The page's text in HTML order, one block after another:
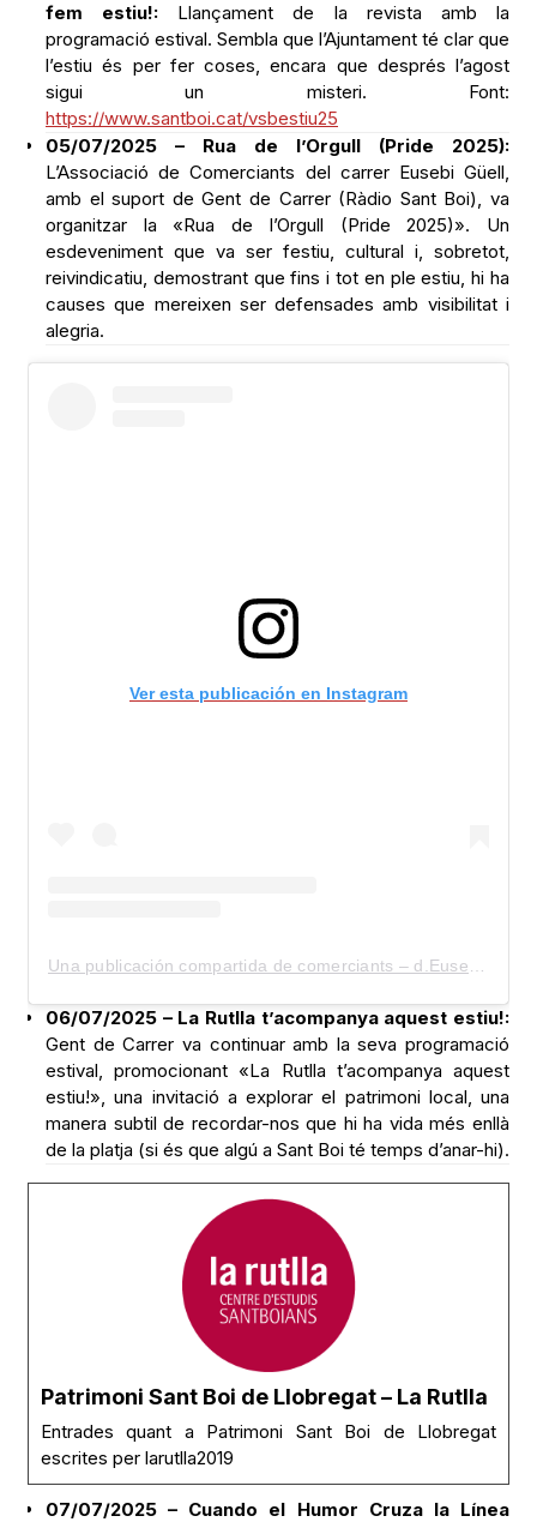
fem estiu!: Llançament de la revista amb la
programació estival. Sembla que l’Ajuntament té clar que
l’estiu és per fer coses, encara que després l’agost
sigui un misteri. Font:
https://www.santboi.cat/vsbestiu25
05/07/2025 – Rua de l’Orgull (Pride 2025):
L’Associació de Comerciants del carrer Eusebi Güell,
amb el suport de Gent de Carrer (Ràdio Sant Boi), va
organitzar la «Rua de l’Orgull (Pride 2025)». Un
esdeveniment que va ser festiu, cultural i, sobretot,
reivindicatiu, demostrant que fins i tot en ple estiu, hi ha
causes que mereixen ser defensades amb visibilitat i
alegria.
Ver esta publicación en Instagram
06/07/2025 – La Rutlla t’acompanya aquest estiu!:
Gent de Carrer va continuar amb la seva programació
estival, promocionant «La Rutlla t’acompanya aquest
estiu!», una invitació a explorar el patrimoni local, una
manera subtil de recordar-nos que hi ha vida més enllà
de la platja (si és que algú a Sant Boi té temps d’anar-hi).
Patrimoni Sant Boi de Llobregat – La Rutlla
Entrades quant a Patrimoni Sant Boi de Llobregat
escrites per larutlla2019
07/07/2025 – Cuando el Humor Cruza la Línea